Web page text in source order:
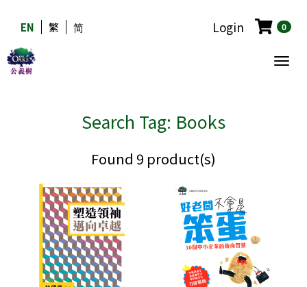
EN 繁 简 Login 0
Search Tag: Books
Found 9 product(s)